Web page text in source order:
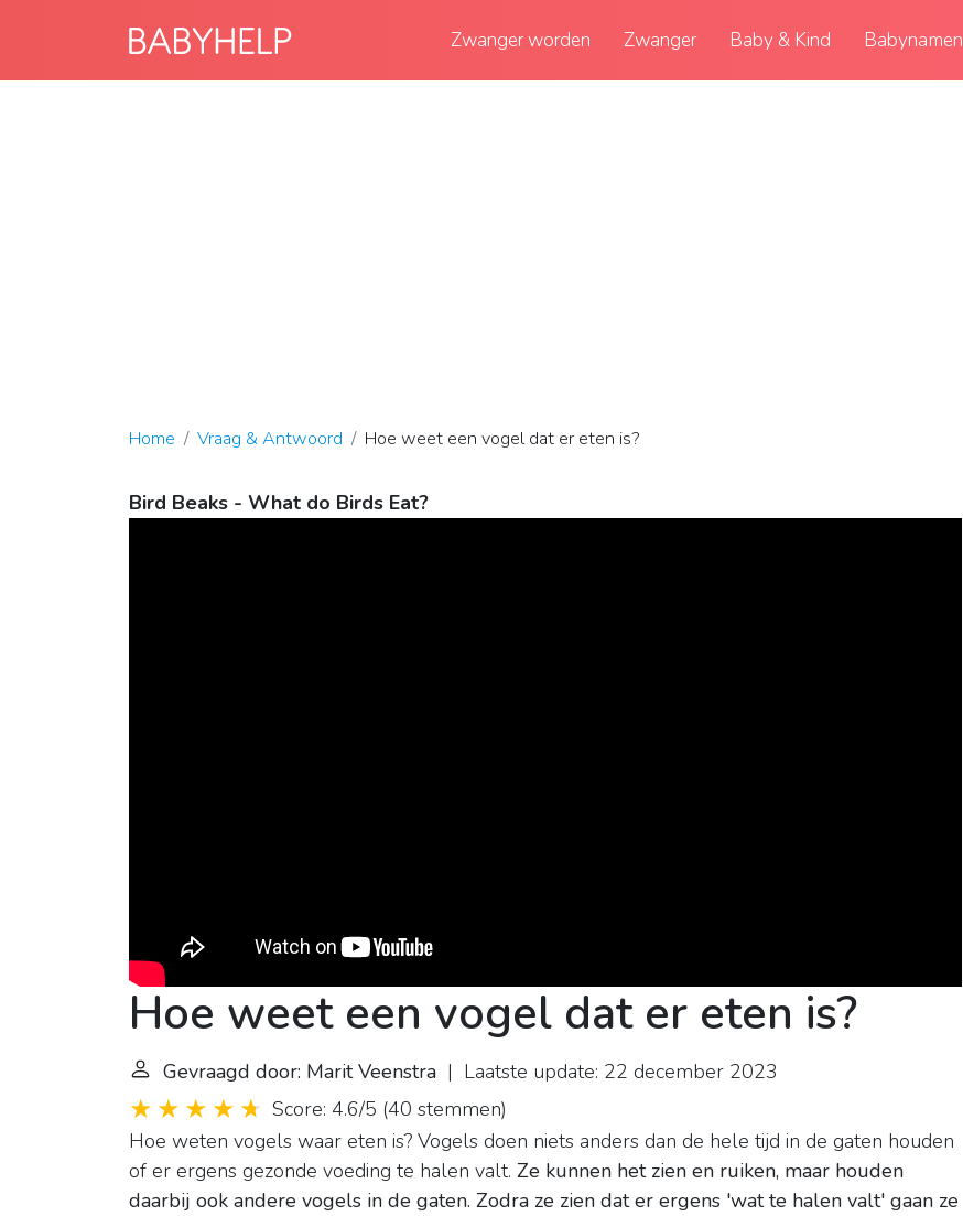
Zwanger worden Zwanger Baby & Kind Babynamen
Home Vraag & Antwoord Hoe weet een vogel dat er eten is?
Bird Beaks - What do Birds Eat?
Hoe weet een vogel dat er eten is?
Gevraagd door: Marit Veenstra | Laatste update: 22 december 2023
Score: 4.6/5 (40 stemmen)
Hoe weten vogels waar eten is? Vogels doen niets anders dan de hele tijd in de gaten houden
of er ergens gezonde voeding te halen valt. Ze kunnen het zien en ruiken, maar houden
daarbij ook andere vogels in de gaten. Zodra ze zien dat er ergens 'wat te halen valt' gaan ze